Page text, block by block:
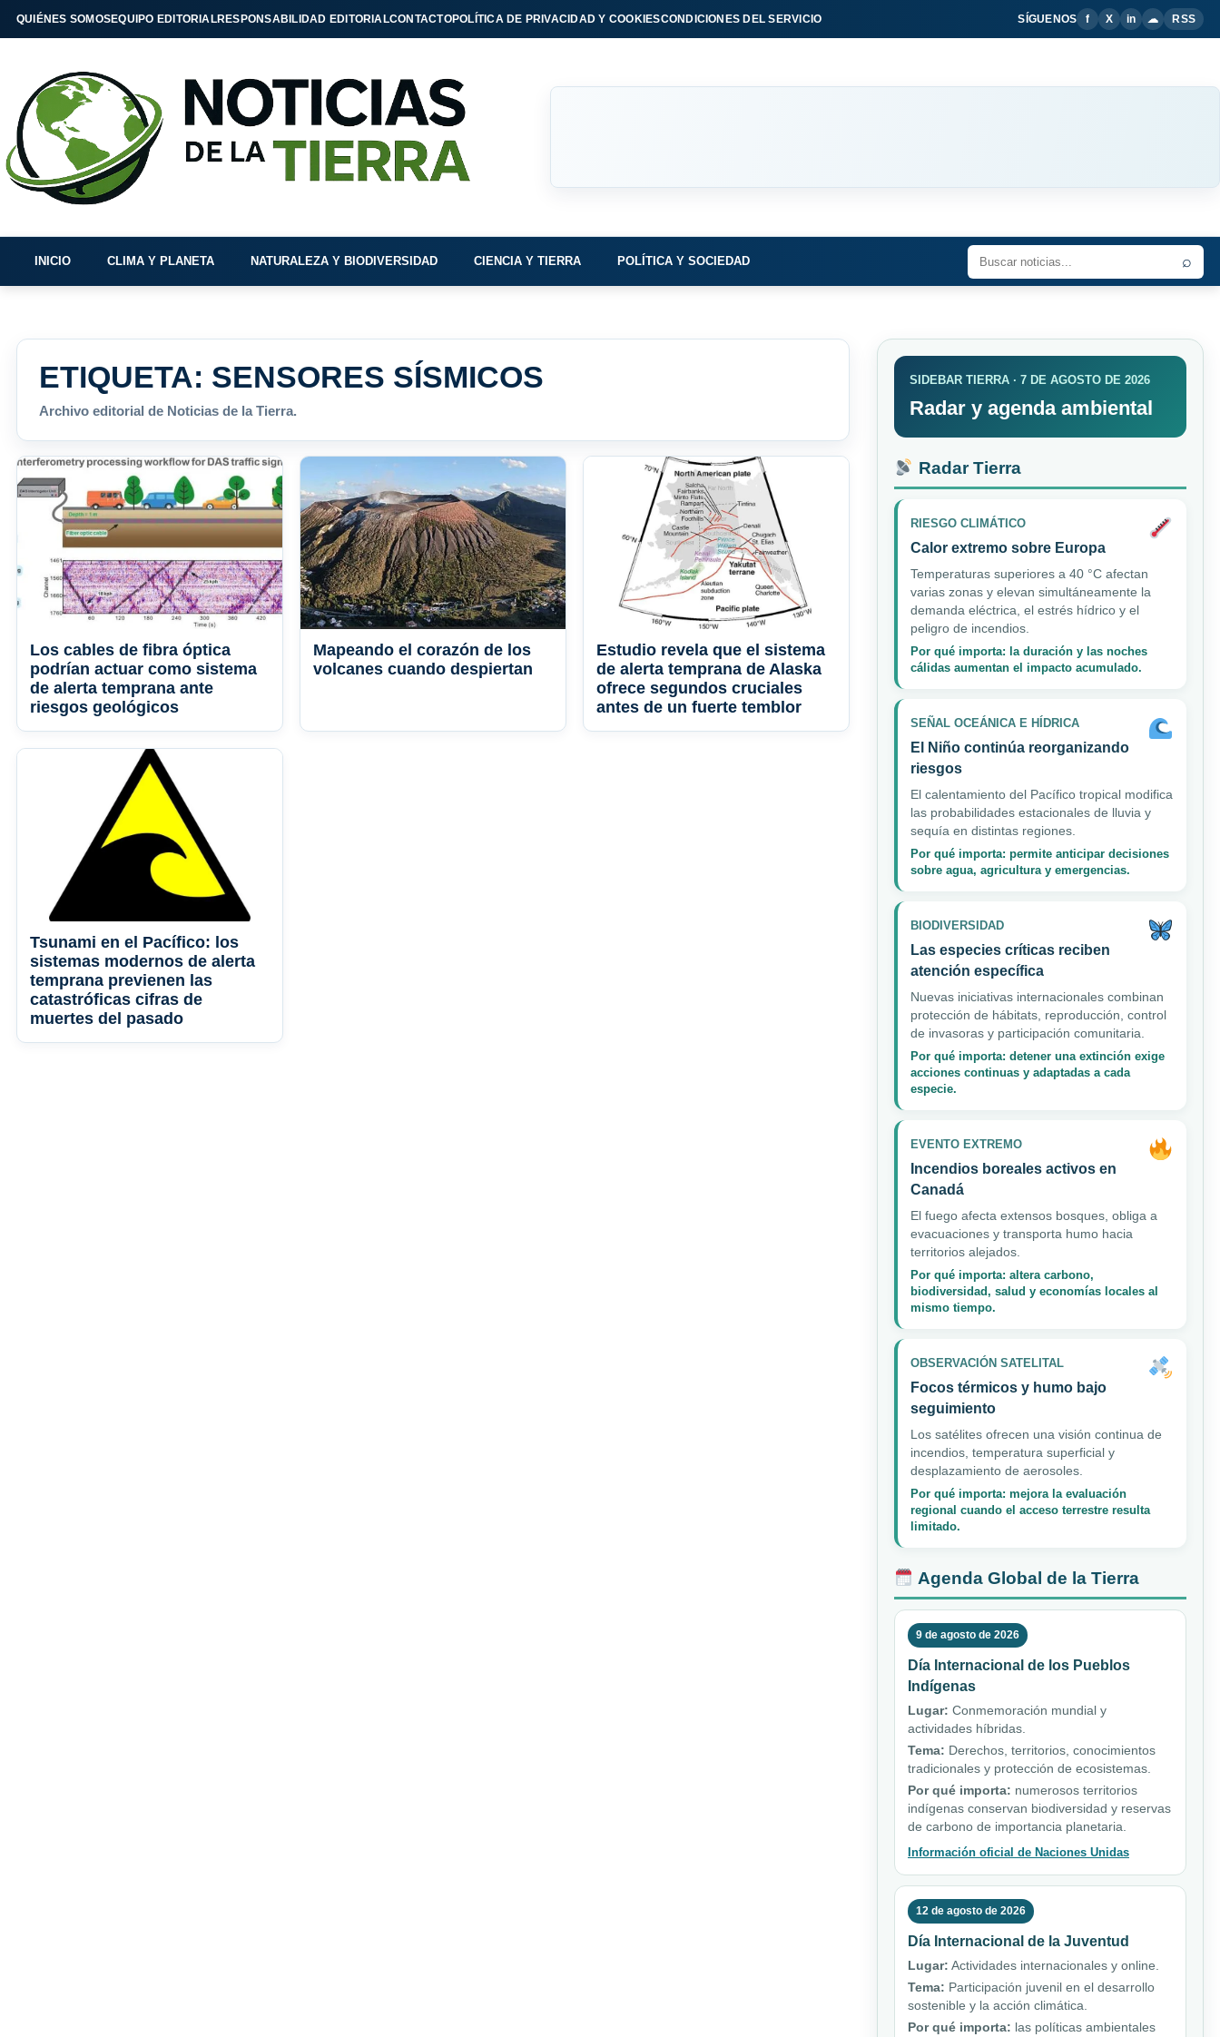
QUIÉNES SOMOSEQUIPO EDITORIALRESPONSABILIDAD EDITORIALCONTACTOPOLÍTICA DE PRIVACIDAD Y COOKIESCONDICIONES DEL SERVICIO SÍGUENOS f X in ☁ RSS
INICIO CLIMA Y PLANETA NATURALEZA Y BIODIVERSIDAD CIENCIA Y TIERRA POLÍTICA Y SOCIEDAD ⌕
ETIQUETA: SENSORES SÍSMICOS
Archivo editorial de Noticias de la Tierra.
Los cables de fibra óptica
podrían actuar como sistema
de alerta temprana ante
riesgos geológicos
Mapeando el corazón de los
volcanes cuando despiertan
Estudio revela que el sistema
de alerta temprana de Alaska
ofrece segundos cruciales
antes de un fuerte temblor
Tsunami en el Pacífico: los
sistemas modernos de alerta
temprana previenen las
catastróficas cifras de
muertes del pasado
SIDEBAR TIERRA · 7 DE AGOSTO DE 2026
Radar y agenda ambiental
Radar Tierra
RIESGO CLIMÁTICO
Calor extremo sobre Europa
Temperaturas superiores a 40 °C afectan
varias zonas y elevan simultáneamente la
demanda eléctrica, el estrés hídrico y el
peligro de incendios.
Por qué importa: la duración y las noches
cálidas aumentan el impacto acumulado.
SEÑAL OCEÁNICA E HÍDRICA
El Niño continúa reorganizando
riesgos
El calentamiento del Pacífico tropical modifica
las probabilidades estacionales de lluvia y
sequía en distintas regiones.
Por qué importa: permite anticipar decisiones
sobre agua, agricultura y emergencias.
BIODIVERSIDAD
Las especies críticas reciben
atención específica
Nuevas iniciativas internacionales combinan
protección de hábitats, reproducción, control
de invasoras y participación comunitaria.
Por qué importa: detener una extinción exige
acciones continuas y adaptadas a cada
especie.
EVENTO EXTREMO
Incendios boreales activos en
Canadá
El fuego afecta extensos bosques, obliga a
evacuaciones y transporta humo hacia
territorios alejados.
Por qué importa: altera carbono,
biodiversidad, salud y economías locales al
mismo tiempo.
OBSERVACIÓN SATELITAL
Focos térmicos y humo bajo
seguimiento
Los satélites ofrecen una visión continua de
incendios, temperatura superficial y
desplazamiento de aerosoles.
Por qué importa: mejora la evaluación
regional cuando el acceso terrestre resulta
limitado.
Agenda Global de la Tierra
9 de agosto de 2026
Día Internacional de los Pueblos
Indígenas
Lugar: Conmemoración mundial y
actividades híbridas.
Tema: Derechos, territorios, conocimientos
tradicionales y protección de ecosistemas.
Por qué importa: numerosos territorios
indígenas conservan biodiversidad y reservas
de carbono de importancia planetaria.
Información oficial de Naciones Unidas
12 de agosto de 2026
Día Internacional de la Juventud
Lugar: Actividades internacionales y online.
Tema: Participación juvenil en el desarrollo
sostenible y la acción climática.
Por qué importa: las políticas ambientales